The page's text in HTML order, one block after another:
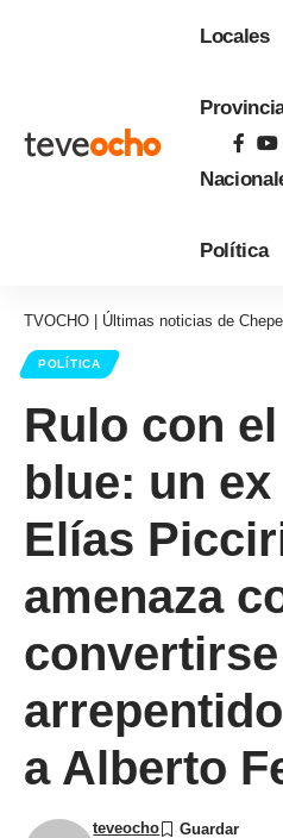
Locales
Política
TVOCHO | Últimas noticias de
POLÍTICA
Rulo con
blue: un
Elías
amenaza
a Alberto
teveocho